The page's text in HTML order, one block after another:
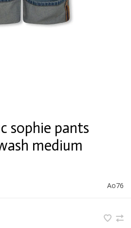
sophie pants
medium
Ao76